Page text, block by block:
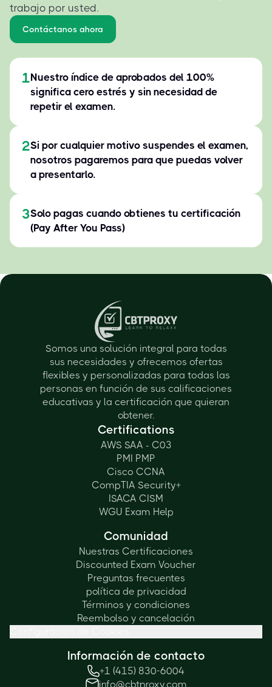
trabajo por usted.
Contáctanos ahora
1Nuestro índice de aprobados del 100%
significa cero estrés y sin necesidad de
repetir el examen.
2Si por cualquier motivo suspendes el examen,
nosotros pagaremos para que puedas volver
a presentarlo.
3Solo pagas cuando obtienes tu certificación
(Pay After You Pass)
Somos una solución integral para todas
sus necesidades y ofrecemos ofertas
flexibles y personalizadas para todas las
personas en función de sus calificaciones
educativas y la certificación que quieran
obtener.
Certifications
AWS SAA - C03
PMI PMP
Cisco CCNA
CompTIA Security+
ISACA CISM
WGU Exam Help
Comunidad
Nuestras Certificaciones
Discounted Exam Voucher
Preguntas frecuentes
política de privacidad
Términos y condiciones
Reembolso y cancelación
Información de contacto
+1 (415) 830-6004
info@cbtproxy.com